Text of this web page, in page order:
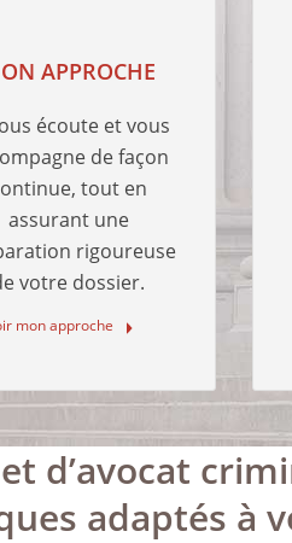
APPROCHE
écoute et vous
de façon
tout en
assurant une
rigoureuse
votre dossier.
mon approche
d’avocat
adaptés à